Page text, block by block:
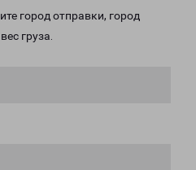
город отправки, город
груза.